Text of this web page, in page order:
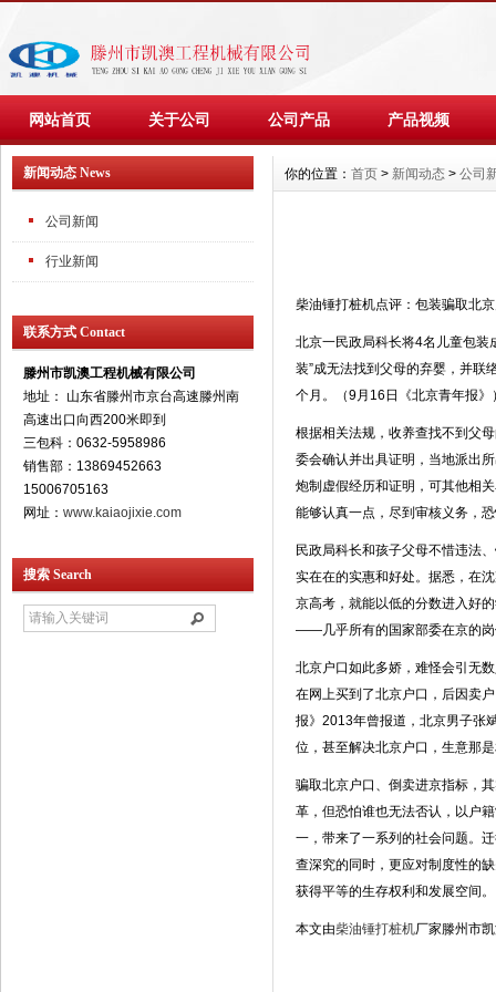
网站首页 关于公司 公司产品 产品视频
你的位置： 首页 > 新闻动态 > 公司
柴油锤打桩机点评：包装骗取北
北京一民政局科长将4名儿童包装
装”成无法找到父母的弃婴，并联
个月。（9月16日《北京青年报》
根据相关法规，收养查找不到父
委会确认并出具证明，当地派出
炮制虚假经历和证明，可其他相
能够认真一点，尽到审核义务，
民政局科长和孩子父母不惜违法
实在在的实惠和好处。据悉，在
京高考，就能以低的分数进入好
——几乎所有的国家部委在京的岗
北京户口如此多娇，难怪会引无
在网上买到了北京户口，后因卖
报》2013年曾报道，北京男子张
位，甚至解决北京户口，生意那
骗取北京户口、倒卖进京指标，
革，但恐怕谁也无法否认，以户
一，带来了一系列的社会问题。
查深究的同时，更应对制度性的
获得平等的生存权利和发展空间。
本文由柴油锤打桩机厂家滕州市
新闻动态 News
公司新闻
行业新闻
联系方式 Contact
滕州市凯澳工程机械有限公司
地址： 山东省滕州市京台高速滕州南
高速出口向西200米即到
三包科：0632-5958986
销售部：13869452663
15006705163
网址： www.kaiaojixie.com
搜索 Search